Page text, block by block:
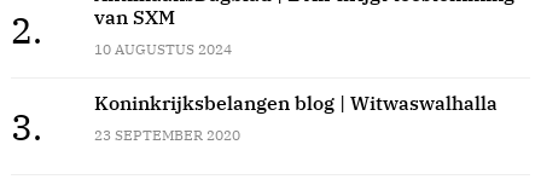
2.
van SXM
10 AUGUSTUS 2024
3.
Koninkrijksbelangen blog | Witwaswalhalla
23 SEPTEMBER 2020